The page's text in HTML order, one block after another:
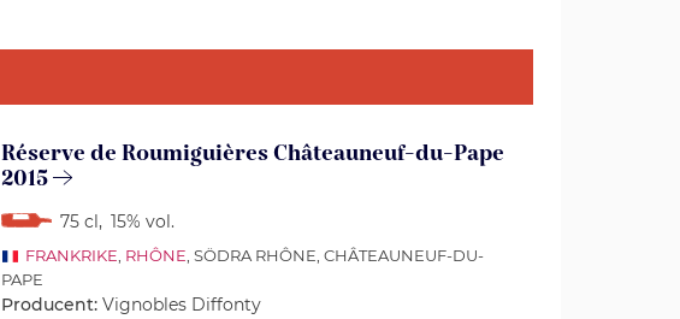
Réserve de Roumiguières Châteauneuf-du-Pape
2015
75 cl, 15% vol.
FRANKRIKE RHÔNE , SÖDRA RHÔNE, CHÂTEAUNEUF-DU-
PAPE
Producent: Vignobles Diffonty